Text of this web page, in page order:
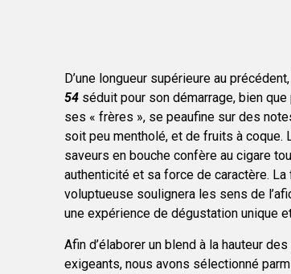
D’une longueur supérieure au
54 séduit pour son démarrage, bien
ses « frères », se peaufine sur des
soit peu mentholé, et de fruits à coque.
saveurs en bouche confère au cigare
authenticité et sa force de caractère. La
voluptueuse soulignera les sens de
une expérience de dégustation unique
Afin d’élaborer un blend à la hauteur
exigeants, nous avons sélectionné